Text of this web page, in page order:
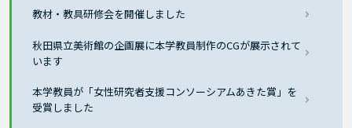
教材・教具研修会を開催しました
秋田県立美術館の企画展に本学教員制作のCGが展示されて
います
本学教員が「女性研究者支援コンソーシアムあきた賞」を
受賞しました